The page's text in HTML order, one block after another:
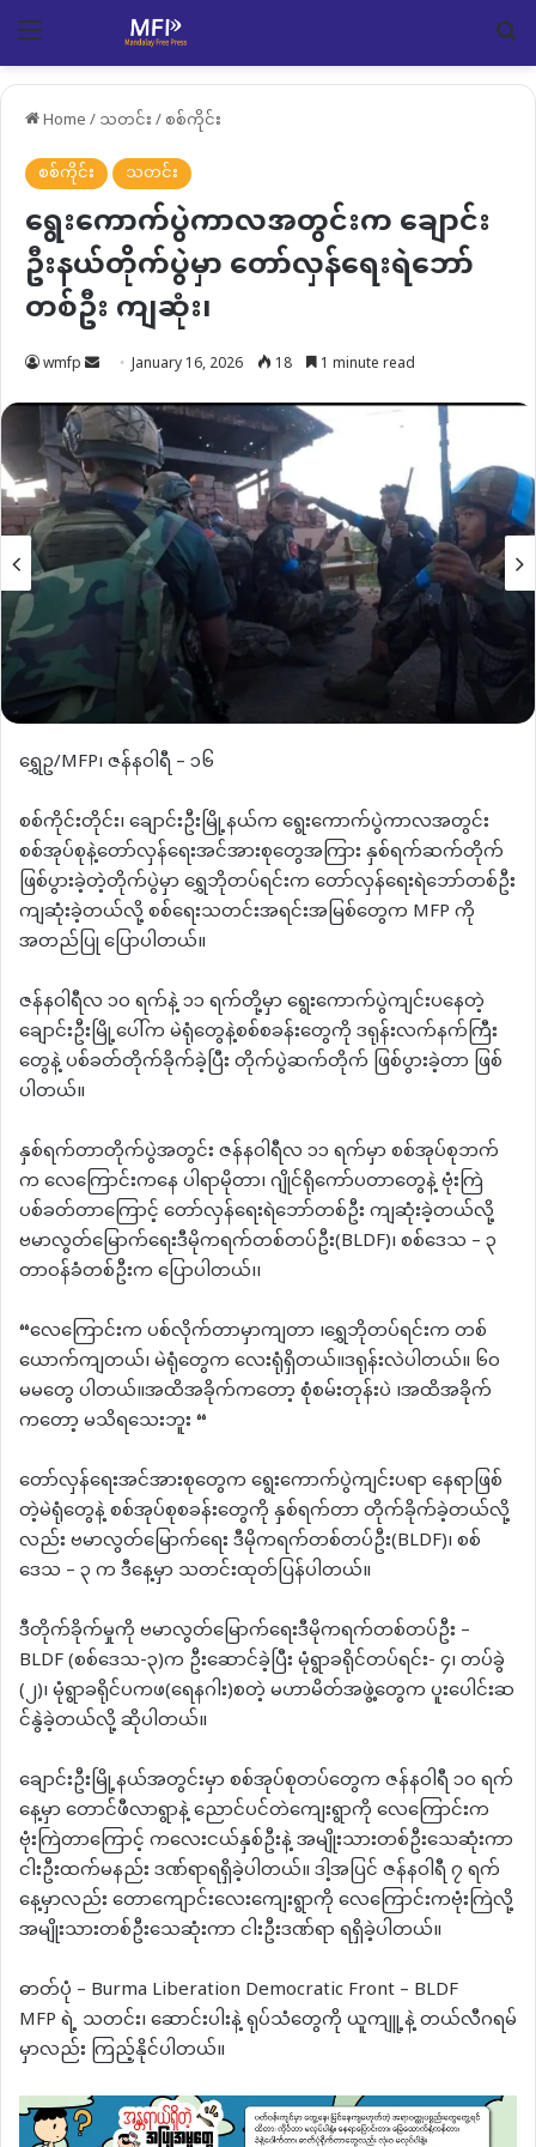
Menu
Home/သတင်း/စစ်ကိုင်း
စစ်ကိုင်း
သတင်း
ရွေးကောက်ပွဲကာလအတွင်းက ချောင်း
ဦးနယ်တိုက်ပွဲမှာ တော်လှန်ရေးရဲဘော်
တစ်ဦး ကျဆုံး၊
wmfp Send
email
January 16, 2026 18 1 minute read
ရွှေဥ/MFP၊ ဇန်နဝါရီ – ၁၆
စစ်ကိုင်းတိုင်း၊ ချောင်းဦးမြို့နယ်က ရွေးကောက်ပွဲကာလအတွင်း
စစ်အုပ်စုနဲ့တော်လှန်ရေးအင်အားစုတွေအကြား နှစ်ရက်ဆက်တိုက်
ဖြစ်ပွားခဲ့တဲ့တိုက်ပွဲမှာ ရွှေဘိုတပ်ရင်းက တော်လှန်ရေးရဲဘော်တစ်ဦး
ကျဆုံးခဲ့တယ်လို့ စစ်ရေးသတင်းအရင်းအမြစ်တွေက MFP ကို
အတည်ပြု ပြောပါတယ်။
ဇန်နဝါရီလ ၁၀ ရက်နဲ့ ၁၁ ရက်တို့မှာ ရွေးကောက်ပွဲကျင်းပနေတဲ့
ချောင်းဦးမြို့ပေါ်က မဲရုံတွေနဲ့စစ်စခန်းတွေကို ဒရုန်းလက်နက်ကြီး
တွေနဲ့ ပစ်ခတ်တိုက်ခိုက်ခဲ့ပြီး တိုက်ပွဲဆက်တိုက် ဖြစ်ပွားခဲ့တာ ဖြစ်
ပါတယ်။
နှစ်ရက်တာတိုက်ပွဲအတွင်း ဇန်နဝါရီလ ၁၁ ရက်မှာ စစ်အုပ်စုဘက်
က လေကြောင်းကနေ ပါရာမိုတာ၊ ဂျိုင်ရိုကော်ပတာတွေနဲ့ ဗုံးကြဲ
ပစ်ခတ်တာကြောင့် တော်လှန်ရေးရဲဘော်တစ်ဦး ကျဆုံးခဲ့တယ်လို့
ဗမာလွတ်မြောက်ရေးဒီမိုကရက်တစ်တပ်ဦး(BLDF)၊ စစ်ဒေသ – ၃
တာဝန်ခံတစ်ဦးက ပြောပါတယ်၊၊
“လေကြောင်းက ပစ်လိုက်တာမှာကျတာ ၊ရွှေဘိုတပ်ရင်းက တစ်
ယောက်ကျတယ်၊ မဲရုံတွေက လေးရုံရှိတယ်။ဒရုန်းလဲပါတယ်။ ၆၀
မမတွေ ပါတယ်။အထိအခိုက်ကတော့ စုံစမ်းတုန်းပဲ ၊အထိအခိုက်
ကတော့ မသိရသေးဘူး “
တော်လှန်‌ရေးအင်အားစုတွေက ရွေးကောက်ပွဲကျင်းပရာ နေရာဖြစ်
တဲ့မဲရုံတွေနဲ့ စစ်အုပ်စုစခန်းတွေကို နှစ်ရက်တာ တိုက်ခိုက်ခဲ့တယ်လို့
လည်း ဗမာလွတ်မြောက်ရေး ဒီမိုကရက်တစ်တပ်ဦး(BLDF)၊ စစ်
ဒေသ – ၃ က ဒီနေ့မှာ သတင်းထုတ်ပြန်ပါတယ်။
ဒီတိုက်ခိုက်မှုကို ဗမာလွတ်မြောက်ရေးဒီမိုကရက်တစ်တပ်ဦး –
BLDF (စစ်ဒေသ-၃)က ဦးဆောင်ခဲ့ပြီး မုံရွာခရိုင်တပ်ရင်း- ၄၊ တပ်ခွဲ
(၂)၊ မုံရွာခရိုင်ပကဖ(ရေနဂါး)စတဲ့ မဟာမိတ်အဖွဲ့တွေက ပူးပေါင်းဆ
င်နွဲခဲ့တယ်လို့ ဆိုပါတယ်။
ချောင်းဦးမြို့နယ်အတွင်းမှာ စစ်အုပ်စုတပ်တွေက ဇန်နဝါရီ ၁၀ ရက်
နေ့မှာ တောင်ဖီလာရွာနဲ့ ညောင်ပင်တဲကျေးရွာကို လေကြောင်းက
ဗုံးကြဲတာကြောင့် ကလေးငယ်နှစ်ဦးနဲ့ အမျိုးသားတစ်ဦးသေဆုံးကာ
ငါးဦးထက်မနည်း ဒဏ်ရာရရှိခဲ့ပါတယ်။ ဒါ့အပြင် ဇန်နဝါရီ ၇ ရက်
နေ့မှာလည်း တောကျောင်းလေးကျေးရွာကို လေကြောင်းကဗုံးကြဲလို့
အမျိုးသားတစ်ဦးသေဆုံးကာ ငါးဦးဒဏ်ရာ ရရှိခဲ့ပါတယ်။
⁨ဓာတ်ပုံ – Burma Liberation Democratic Front – BLDF⁩
MFP ရဲ့ သတင်း၊ ဆောင်းပါးနဲ့ ရုပ်သံတွေကို ယူကျူ့နဲ့ တယ်လီဂရမ်
မှာလည်း ကြည့်နိုင်ပါတယ်။